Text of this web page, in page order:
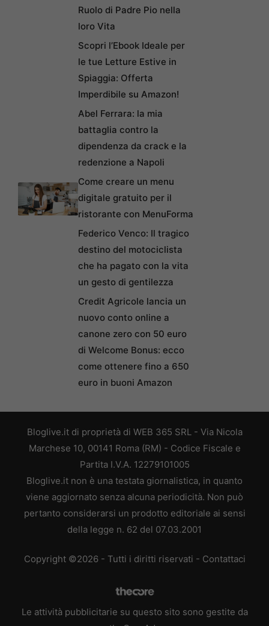
Ruolo di Padre Pio nella
loro Vita
Scopri l’Ebook Ideale per
le tue Letture Estive in
Spiaggia: Offerta
Imperdibile su Amazon!
Abel Ferrara: la mia
battaglia contro la
dipendenza da crack e la
redenzione a Napoli
Come creare un menu
digitale gratuito per il
ristorante con MenuForma
Federico Venco: Il tragico
destino del motociclista
che ha pagato con la vita
un gesto di gentilezza
Credit Agricole lancia un
nuovo conto online a
canone zero con 50 euro
di Welcome Bonus: ecco
come ottenere fino a 650
euro in buoni Amazon
Bloglive.it di proprietà di WEB 365 SRL - Via Nicola
Marchese 10, 00141 Roma (RM) - Codice Fiscale e
Partita I.V.A. 12279101005
Bloglive.it non è una testata giornalistica, in quanto
viene aggiornato senza alcuna periodicità. Non può
pertanto considerarsi un prodotto editoriale ai sensi
della legge n. 62 del 07.03.2001
Copyright ©2026 - Tutti i diritti riservati - Contattaci
Le attività pubblicitarie su questo sito sono gestite da